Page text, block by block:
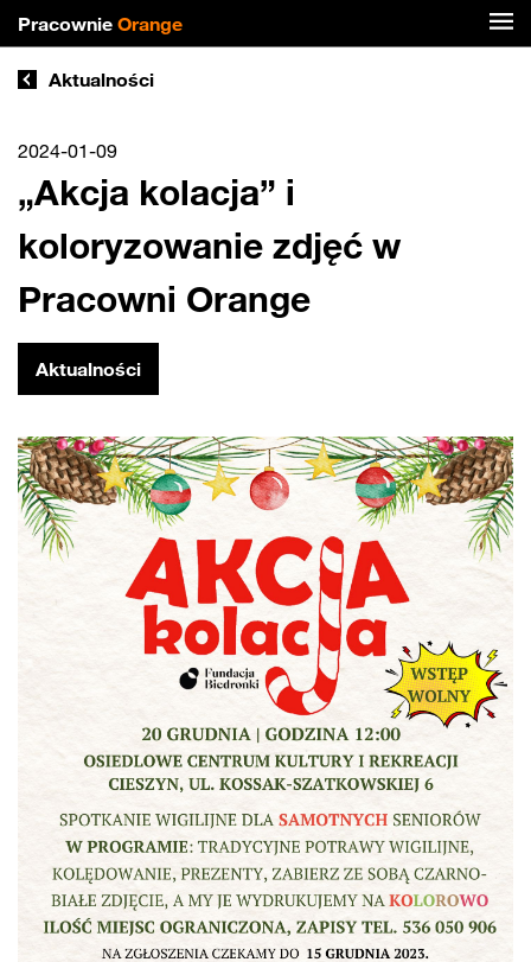
Pracownie Orange
Aktualności
2024-01-09
„Akcja kolacja” i
koloryzowanie zdjęć w
Pracowni Orange
Aktualności